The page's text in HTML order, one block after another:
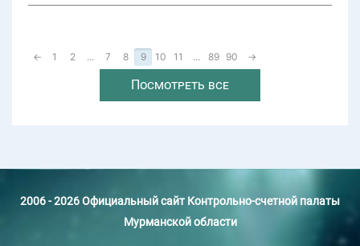
← 1 2 ... 7 8 9 10 11 ... 89 90 →
Посмотреть все
2006 - 2026 Официальный сайт Контрольно-счетной палаты
Мурманской области